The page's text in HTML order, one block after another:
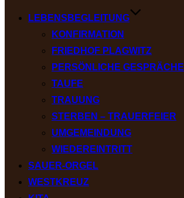
LEBENSBEGLEITUNG
KONFIRMATION
FRIEDHOF PLAGWITZ
PERSÖNLICHE GESPRÄCHE
TAUFE
TRAUUNG
STERBEN – TRAUERFEIER
UMGEMEINDUNG
WIEDEREINTRITT
SAUER-ORGEL
WESTKREUZ